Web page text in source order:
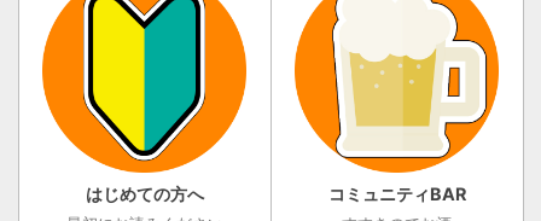
はじめての方へ コミュニティBAR